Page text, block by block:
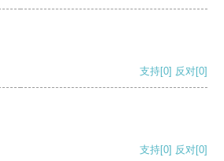
支持[0] 反对[0]
支持[0] 反对[0]